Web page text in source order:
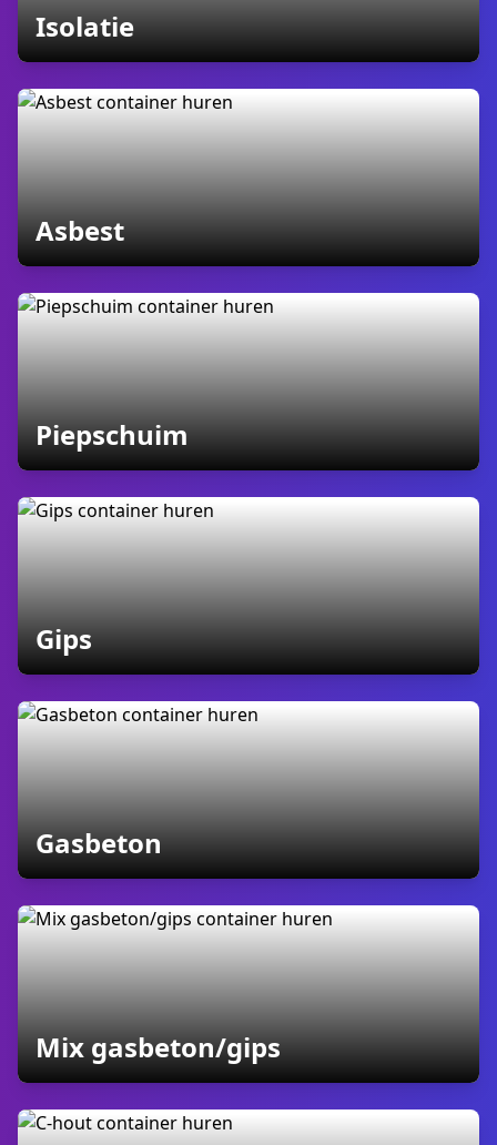
Isolatiecontainers
Asbestcontainers
Piepschuimcontainers
Gipscontainers
Gasbetoncontainers
Mix gasbeton/gipscontainers